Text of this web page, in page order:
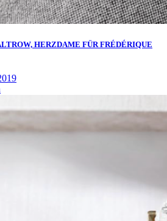
HERZDAME FÜR FRÉDÉRIQUE